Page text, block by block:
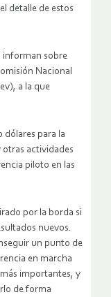
detalle de estos
informan sobre
Nacional
a la que
dólares para la
actividades
piloto en las
por la borda si
nuevos.
un punto de
en marcha
importantes, y
de forma